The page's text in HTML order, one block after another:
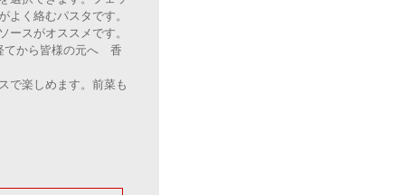
よく絡むパスタです。
ースがオススメです。
てから皆様の元へ 香
で楽しめます。前菜も